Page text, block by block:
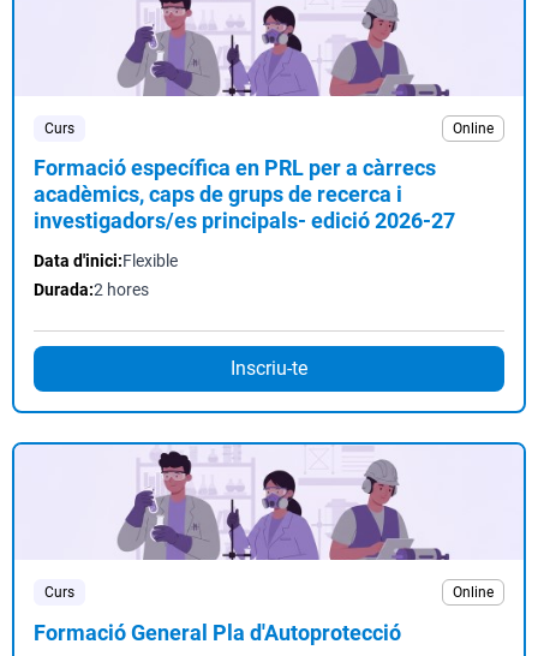
Curs Online
Formació específica en PRL per a càrrecs
acadèmics, caps de grups de recerca i
investigadors/es principals- edició 2026-27
Data d'inici:Flexible
Durada:2 hores
Inscriu-te
Curs Online
Formació General Pla d'Autoprotecció